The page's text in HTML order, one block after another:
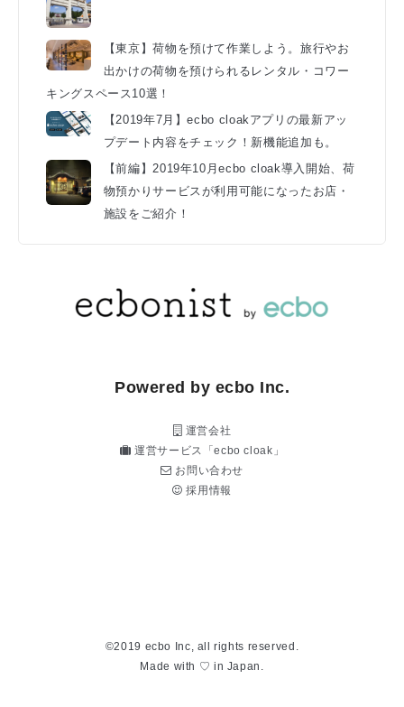
【東京】荷物を預けて作業しよう。旅行やお
出かけの荷物を預けられるレンタル・コワー
キングスペース10選！
【2019年7月】ecbo cloakアプリの最新アッ
プデート内容をチェック！新機能追加も。
【前編】2019年10月ecbo cloak導入開始、荷
物預かりサービスが利用可能になったお店・
施設をご紹介！
Powered by ecbo Inc.
運営会社
運営サービス「ecbo cloak」
お問い合わせ
採用情報
©2019 ecbo Inc, all rights reserved.
Made with ♡ in Japan.